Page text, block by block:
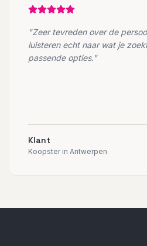
"Zeer tevreden over de
luisteren echt naar wat je
passende opties."
Klant
Koopster in Antwerpen